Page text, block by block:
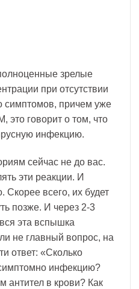
зрелые
при отсутствии
симптомов, причем уже
это говорит о том, что
инфекцию.
сейчас не до вас.
эти реакции. И
Скорее всего, их будет
позже. И через 2-3
эта вспышка
ли не главный вопрос, на
ответ: «Сколько
инфекцию?
антител в крови? Как